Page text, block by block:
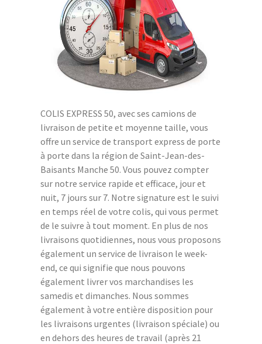
COLIS EXPRESS 50, avec ses camions de
livraison de petite et moyenne taille, vous
offre un service de transport express de porte
à porte dans la région de Saint-Jean-des-
Baisants Manche 50. Vous pouvez compter
sur notre service rapide et efficace, jour et
nuit, 7 jours sur 7. Notre signature est le suivi
en temps réel de votre colis, qui vous permet
de le suivre à tout moment. En plus de nos
livraisons quotidiennes, nous vous proposons
également un service de livraison le week-
end, ce qui signifie que nous pouvons
également livrer vos marchandises les
samedis et dimanches. Nous sommes
également à votre entière disposition pour
les livraisons urgentes (livraison spéciale) ou
en dehors des heures de travail (après 21